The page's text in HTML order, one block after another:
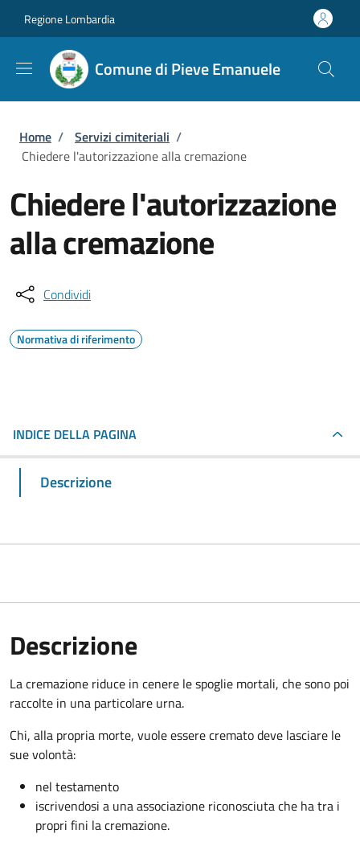
Regione Lombardia
Comune di Pieve Emanuele
Briciole di pane
Home / Servizi cimiteriali /
Chiedere l'autorizzazione alla cremazione
Chiedere l'autorizzazione
alla cremazione
Condividi
Normativa di riferimento
INDICE DELLA PAGINA
Descrizione
Descrizione
La cremazione riduce in cenere le spoglie mortali, che sono poi
raccolte in una particolare urna.
Chi, alla propria morte, vuole essere cremato deve lasciare le
sue volontà:
nel testamento
iscrivendosi a una associazione riconosciuta che ha tra i
propri fini la cremazione.